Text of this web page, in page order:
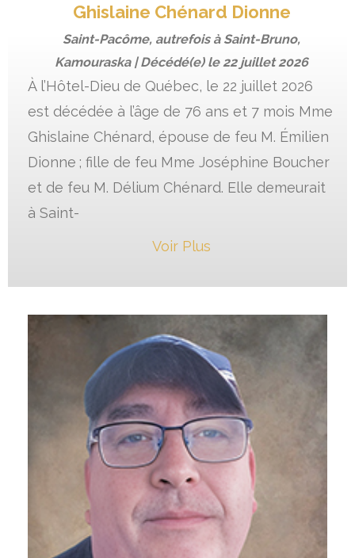
Ghislaine Chénard Dionne
Saint-Pacôme, autrefois à Saint-Bruno,
Kamouraska | Décédé(e) le 22 juillet 2026
À l’Hôtel-Dieu de Québec, le 22 juillet 2026
est décédée à l’âge de 76 ans et 7 mois Mme
Ghislaine Chénard, épouse de feu M. Émilien
Dionne ; fille de feu Mme Joséphine Boucher
et de feu M. Délium Chénard. Elle demeurait
à Saint-
Voir Plus